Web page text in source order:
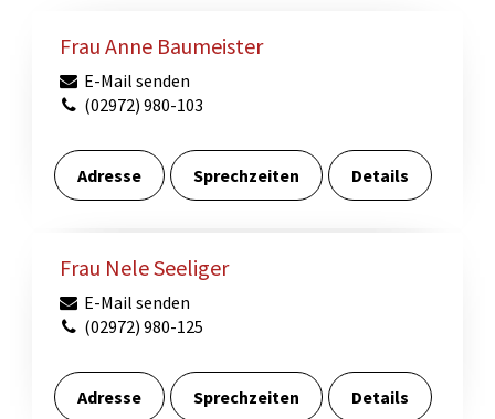
Frau Anne Baumeister
E-Mail senden
(02972) 980-103
Adresse Sprechzeiten Details
Frau Nele Seeliger
E-Mail senden
(02972) 980-125
Adresse Sprechzeiten Details